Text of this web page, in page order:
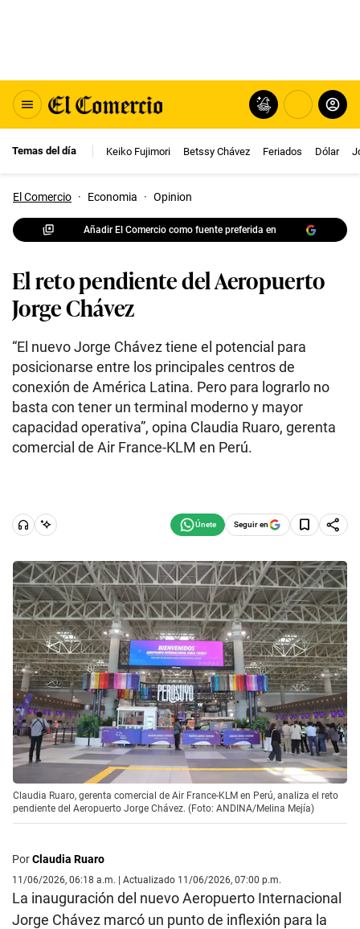
Temas del día Keiko Fujimori Betssy Chávez Feriados Dólar
El Comercio · Economia · Opinion
Añadir El Comercio como fuente preferida en
El reto pendiente del Aeropuerto
Jorge Chávez
“El nuevo Jorge Chávez tiene el potencial para
posicionarse entre los principales centros de
conexión de América Latina. Pero para lograrlo no
basta con tener un terminal moderno y mayor
capacidad operativa”, opina Claudia Ruaro, gerenta
comercial de Air France-KLM en Perú.
Seguir en
Claudia Ruaro, gerenta comercial de Air France-KLM en Perú, analiza el reto
pendiente del Aeropuerto Jorge Chávez. (Foto: ANDINA/Melina Mejía)
PorClaudia Ruaro
11/06/2026, 06:18 a.m. | Actualizado 11/06/2026, 07:00 p.m.
La inauguración del nuevo Aeropuerto Internacional
Jorge Chávez marcó un punto de inflexión para la